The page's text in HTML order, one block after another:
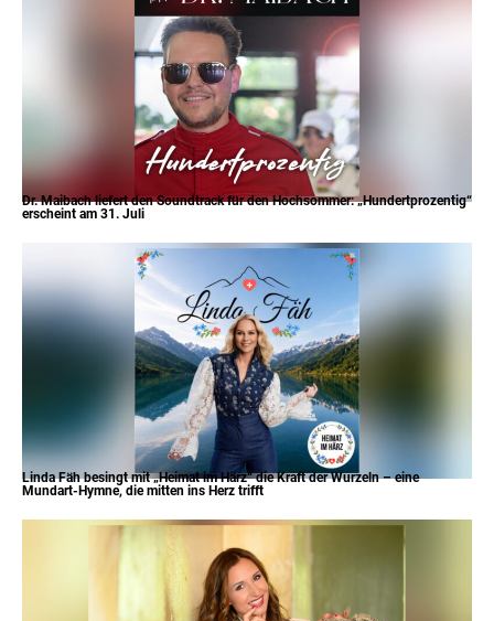
Dr. Maibach liefert den Soundtrack für den Hochsommer: „Hundertprozentig“
erscheint am 31. Juli
Linda Fäh besingt mit „Heimat im Härz“ die Kraft der Wurzeln – eine
Mundart-Hymne, die mitten ins Herz trifft